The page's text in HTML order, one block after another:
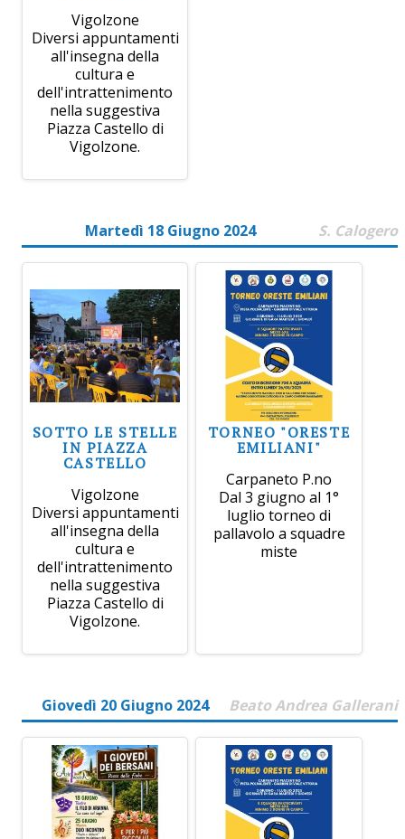
Vigolzone
Diversi appuntamenti
all'insegna della
cultura e
dell'intrattenimento
nella suggestiva
Piazza Castello di
Vigolzone.
Martedì 18 Giugno 2024 S. Calogero
SOTTO LE STELLE
IN PIAZZA
CASTELLO
Vigolzone
Diversi appuntamenti
all'insegna della
cultura e
dell'intrattenimento
nella suggestiva
Piazza Castello di
Vigolzone.
TORNEO "ORESTE
EMILIANI"
Carpaneto P.no
Dal 3 giugno al 1°
luglio torneo di
pallavolo a squadre
miste
Giovedì 20 Giugno 2024 Beato Andrea Gallerani